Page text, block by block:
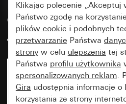
Gniazdo
A 250 V~ System
Klikając polecenie „Akceptuj
Państwo zgodę na
plików cookie i podobnych
przetwarzanie Państwa
strony w celu ulepszenia tej
Państwa profilu użytkownika
spersonalizowanych reklam.
Gira udostępnia informacje o
korzystania ze strony